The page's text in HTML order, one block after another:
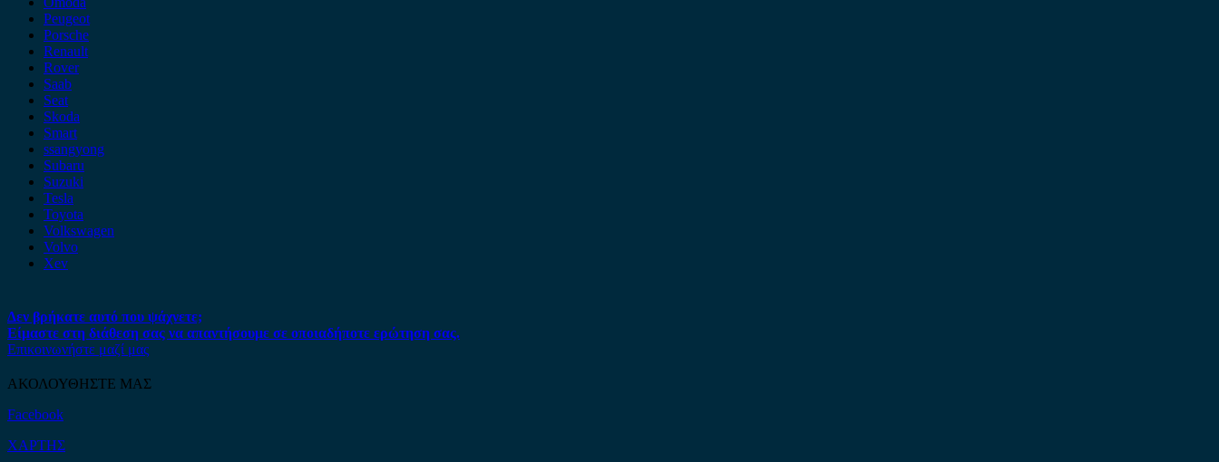
Peugeot
Porsche
Renault
Rover
Saab
Seat
Skoda
Smart
ssangyong
Subaru
Suzuki
Tesla
Toyota
Volkswagen
Volvo
Xev
Δεν βρήκατε αυτό που ψάχνετε;
Είμαστε στη διάθεση σας να απαντήσουμε σε οποιαδήποτε ερώτηση σας.
Επικοινωνήστε μαζί μας
ΑΚΟΛΟΥΘΗΣΤΕ ΜΑΣ
Facebook
ΧΑΡΤΗΣ